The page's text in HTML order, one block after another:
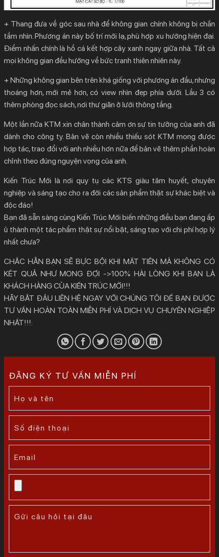
+ Thang đưa về góc sau nhà để không gian chính không bị chắn
tầm nhìn. Phương án này bố trí mới lạ, phù hợp xu hướng hiện đại.
Điểm nhấn chính là hồ cá kết hợp cây xanh ngay giữa nhà. Tất cả
mọi không gian đều hướng về bức tranh thiên nhiên này.
+ Những không gian bên trên khá giống với phương án đầu, nhưng
thoáng hơn, mới mẻ hơn, có view nhìn đẹp phía dưới. Lầu 3 có
thêm phòng đọc sách, nơi thư giãn ở lưới thông tầng.
Một lần nữa KTM xin chân thành cảm ơn sự tin tưởng của anh đã
dành cho công ty. Bản vẽ còn nhiều thiếu sót KTM mong được
hợp tác, trao đổi với anh nhiều hơn nữa để bản vẽ thêm phần hoàn
chỉnh theo đúng nguyện vọng của anh.
Kiến Trúc Mới là nơi quy tụ các KTS giàu tâm huyết, chuyên
nghiệp và sáng tạo cho ra đời các sản phẩm thật sự khác biệt và
độc đáo!
Bạn đã sẵn sàng cùng Kiến Trúc Mới biến những điều bạn đang ấp
ủ thành một tác phẩm thật sự nổi bật, sáng tạo với chi phí hợp lý
nhất chưa?
CHẮC HẲN BẠN SẼ BỰC BỘI KHI MẤT TIỀN MÀ KHÔNG CÓ
KẾT QUẢ NHƯ MONG ĐỢI ->100% HÀI LÒNG KHI BẠN LÀ
KHÁCH HÀNG CỦA KIẾN TRÚC MỚI!!!
HÃY BẮT ĐẦU LIÊN HỆ NGAY VỚI CHÚNG TÔI ĐỂ BẠN ĐƯỢC
TƯ VẤN HOÀN TOÀN MIỄN PHÍ VÀ DỊCH VỤ CHUYÊN NGHIỆP
NHẤT!!!.
ĐĂNG KÝ TƯ VẤN MIỄN PHÍ